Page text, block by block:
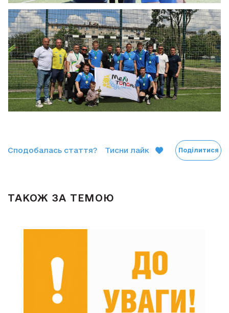
Сподобалась стаття? Тисни лайк Поділитися
ТАКОЖ ЗА ТЕМОЮ